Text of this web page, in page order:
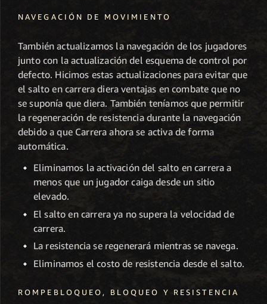
NAVEGACIÓN DE MOVIMIENTO
También actualizamos la navegación de los jugadores
junto con la actualización del esquema de control por
defecto. Hicimos estas actualizaciones para evitar que
el salto en carrera diera ventajas en combate que no
se suponía que diera. También teníamos que permitir
la regeneración de resistencia durante la navegación
debido a que Carrera ahora se activa de forma
automática.
Eliminamos la activación del salto en carrera a
menos que un jugador caiga desde un sitio
elevado.
El salto en carrera ya no supera la velocidad de
carrera.
La resistencia se regenerará mientras se navega.
Eliminamos el costo de resistencia desde el salto.
ROMPEBLOQUEO, BLOQUEO Y RESISTENCIA